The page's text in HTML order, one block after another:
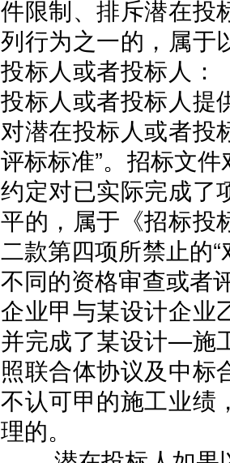
件限制、排斥潜在投
列行为之一的，属于
投标人或者投标人：
投标人或者投标人提
对潜在投标人或者投
评标标准”。招标文
约定对已实际完成了
平的，属于《招标投
二款第四项所禁止的
不同的资格审查或者
企业甲与某设计企业
并完成了某设计—施
照联合体协议及中标
不认可甲的施工业绩
理的。